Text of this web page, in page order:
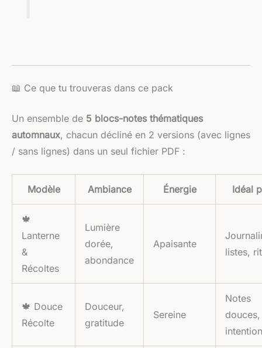
📖 Ce que tu trouveras dans ce pack
Un ensemble de 5 blocs-notes thématiques
automnaux, chacun décliné en 2 versions (avec lignes
/ sans lignes) dans un seul fichier PDF :
Modèle Ambiance Énergie Idéal
🍁
Lanterne
&
Récoltes
Lumière
dorée,
abondance
Apaisante
listes,
🍁 Douce
Récolte
Douceur,
gratitude
Sereine
Notes
douces,